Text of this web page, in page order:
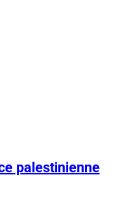
palestinienne